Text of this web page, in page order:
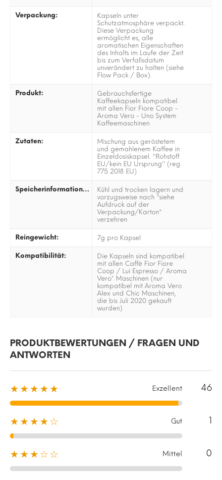
Verpackung:
Kapseln unter
Schutzatmosphäre verpackt.
Diese Verpackung
ermöglicht es, alle
aromatischen Eigenschaften
des Inhalts im Laufe der Zeit
bis zum Verfallsdatum
unverändert zu halten (siehe
Flow Pack / Box).
Produkt:
Gebrauchsfertige
Kaffeekapseln kompatibel
mit allen Fior Fiore Coop -
Aroma Vero - Uno System
Kaffeemaschinen
Zutaten:
Mischung aus geröstetem
und gemahlenem Kaffee in
Einzeldosiskapsel. ''Rohstoff
EU/kein EU Ursprung'' (reg
775 2018 EU)
Speicherinformationen:
Kühl und trocken lagern und
vorzugsweise nach "siehe
Aufdruck auf der
Verpackung/Karton"
verzehren
Reingewicht: 7g pro Kapsel
Kompatibilität:
Die Kapseln sind kompatibel
mit allen Caffè Fior Fiore
Coop / Lui Espresso / Aroma
Vero* Maschinen (nur
kompatibel mit Aroma Vero
Alex und Chic Maschinen,
die bis Juli 2020 gekauft
wurden)
PRODUKTBEWERTUNGEN / FRAGEN UND
ANTWORTEN
★★★★★ Exzellent 46
★★★★☆ Gut 1
★★★☆☆ Mittel 0